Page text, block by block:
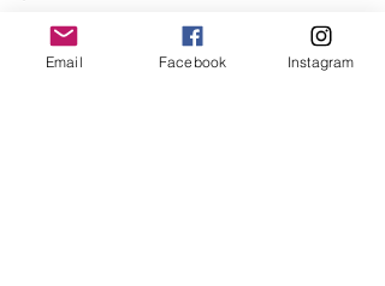
JOIN OUR MAILING LIST
Email Facebook Instagram